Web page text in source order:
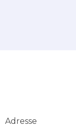
Adresse